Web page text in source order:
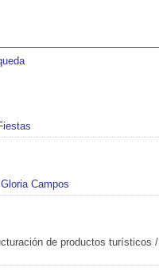
Gloria Campos
de productos turísticos /